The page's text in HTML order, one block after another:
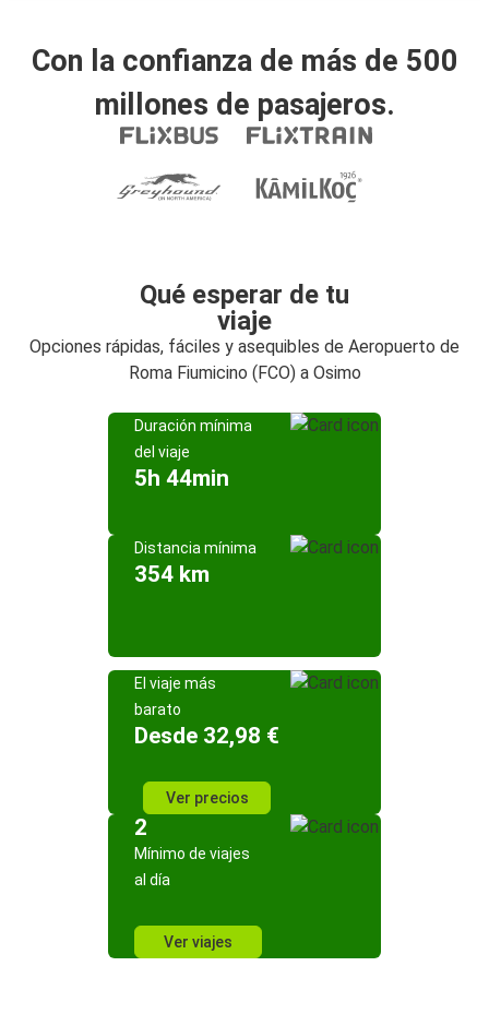
Con la confianza de más de 500
millones de pasajeros.
Qué esperar de tu
viaje
Opciones rápidas, fáciles y asequibles de Aeropuerto de
Roma Fiumicino (FCO) a Osimo
Duración mínima
del viaje
5h 44min
Distancia mínima
354 km
El viaje más
barato
Desde 32,98 €
Ver precios
2
Mínimo de viajes
al día
Ver viajes